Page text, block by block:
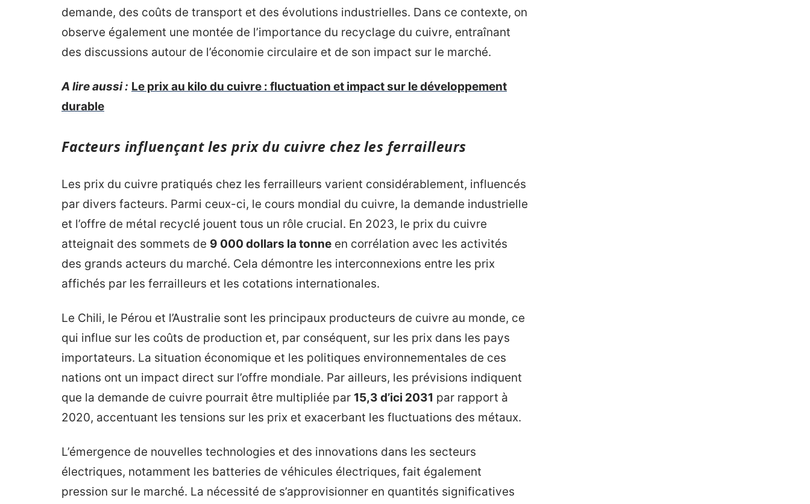
demande, des coûts de transport et des évolutions industrielles. Dans ce contexte, on
observe également une montée de l’importance du recyclage du cuivre, entraînant
des discussions autour de l’économie circulaire et de son impact sur le marché.
A lire aussi : Le prix au kilo du cuivre : fluctuation et impact sur le développement
durable
Facteurs influençant les prix du cuivre chez les ferrailleurs
Les prix du cuivre pratiqués chez les ferrailleurs varient considérablement, influencés
par divers facteurs. Parmi ceux-ci, le cours mondial du cuivre, la demande industrielle
et l’offre de métal recyclé jouent tous un rôle crucial. En 2023, le prix du cuivre
atteignait des sommets de 9 000 dollars la tonne en corrélation avec les activités
des grands acteurs du marché. Cela démontre les interconnexions entre les prix
affichés par les ferrailleurs et les cotations internationales.
Le Chili, le Pérou et l’Australie sont les principaux producteurs de cuivre au monde, ce
qui influe sur les coûts de production et, par conséquent, sur les prix dans les pays
importateurs. La situation économique et les politiques environnementales de ces
nations ont un impact direct sur l’offre mondiale. Par ailleurs, les prévisions indiquent
que la demande de cuivre pourrait être multipliée par 15,3 d’ici 2031 par rapport à
2020, accentuant les tensions sur les prix et exacerbant les fluctuations des métaux.
L’émergence de nouvelles technologies et des innovations dans les secteurs
électriques, notamment les batteries de véhicules électriques, fait également
pression sur le marché. La nécessité de s’approvisionner en quantités significatives